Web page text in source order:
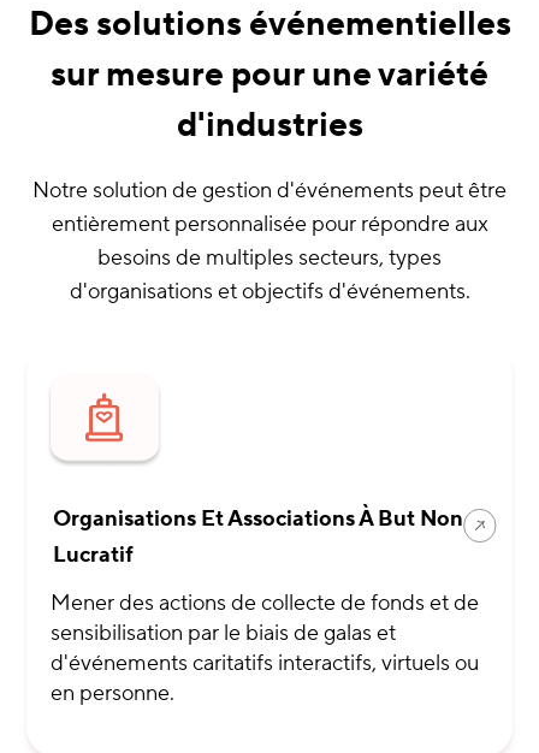
Des solutions événementielles
sur mesure pour une variété
d'industries
Notre solution de gestion d'événements peut être
entièrement personnalisée pour répondre aux
besoins de multiples secteurs, types
d'organisations et objectifs d'événements.
Organisations Et Associations À But Non
Lucratif
Mener des actions de collecte de fonds et de
sensibilisation par le biais de galas et
d'événements caritatifs interactifs, virtuels ou
en personne.